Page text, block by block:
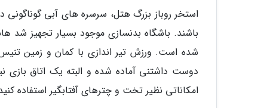
استخر روباز بزرگ هتل، سرسره های آبی گوناگونی
باشند. باشگاه بدنسازی موجود بسیار تجهیز شد
شده است. ورزش تیر اندازی با کمان و زمین
دوست داشتنی آماده شده و البته یک اتاق بازی
امکاناتی نظیر تخت و چترهای آفتابگیر استفاده